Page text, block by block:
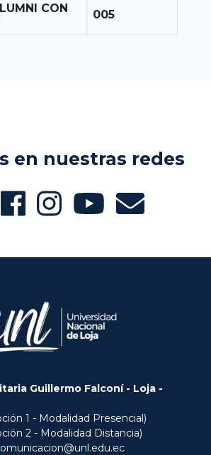
CON
005
en nuestras redes
Guillermo Falconí - Loja -
1 - Modalidad Presencial)
2 - Modalidad Distancia)